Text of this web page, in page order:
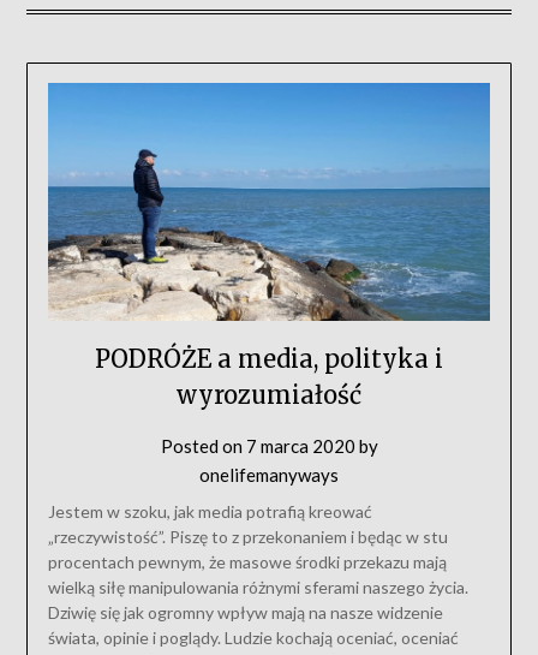
PODRÓŻE a media, polityka i
wyrozumiałość
Posted on 7 marca 2020 by
onelifemanyways
Jestem w szoku, jak media potrafią kreować
„rzeczywistość”. Piszę to z przekonaniem i będąc w stu
procentach pewnym, że masowe środki przekazu mają
wielką siłę manipulowania różnymi sferami naszego życia.
Dziwię się jak ogromny wpływ mają na nasze widzenie
świata, opinie i poglądy. Ludzie kochają oceniać, oceniać